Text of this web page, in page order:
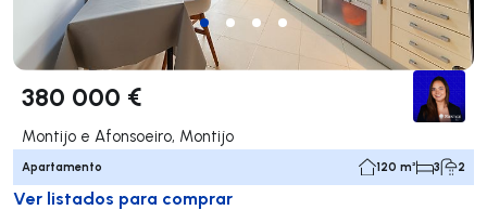
380 000 €
Montijo e Afonsoeiro, Montijo
Apartamento 120 m² 3 2
Ver listados para comprar